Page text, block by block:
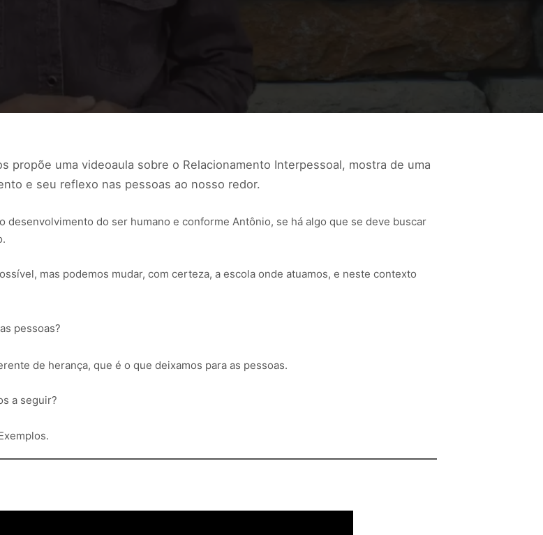
propõe uma videoaula sobre o Relacionamento Interpessoal, mostra de uma
e seu reflexo nas pessoas ao nosso redor.
desenvolvimento do ser humano e conforme Antônio, se há algo que se deve buscar
mas podemos mudar, com certeza, a escola onde atuamos, e neste contexto
pessoas?
de herança, que é o que deixamos para as pessoas.
a seguir?